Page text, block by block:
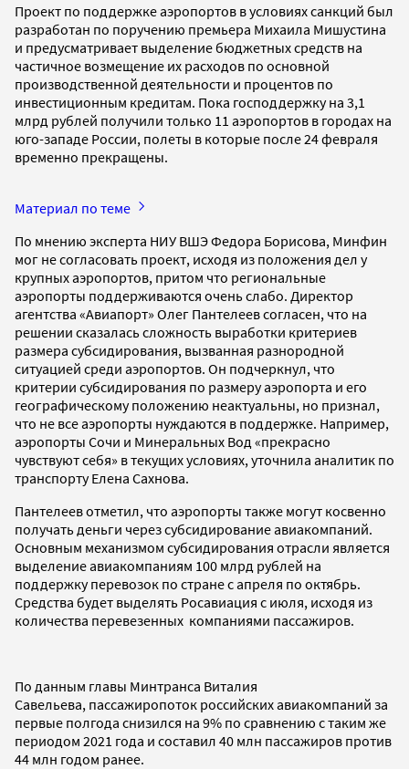
Проект по поддержке аэропортов в условиях санкций был
разработан по поручению премьера Михаила Мишустина
и предусматривает выделение бюджетных средств на
частичное возмещение их расходов по основной
производственной деятельности и процентов по
инвестиционным кредитам. Пока господдержку на 3,1
млрд рублей получили только 11 аэропортов в городах на
юго-западе России, полеты в которые после 24 февраля
временно прекращены.
Материал по теме
По мнению эксперта НИУ ВШЭ Федора Борисова, Минфин
мог не согласовать проект, исходя из положения дел у
крупных аэропортов, притом что региональные
аэропорты поддерживаются очень слабо. Директор
агентства «Авиапорт» Олег Пантелеев согласен, что на
решении сказалась сложность выработки критериев
размера субсидирования, вызванная разнородной
ситуацией среди аэропортов. Он подчеркнул, что
критерии субсидирования по размеру аэропорта и его
географическому положению неактуальны, но признал,
что не все аэропорты нуждаются в поддержке. Например,
аэропорты Сочи и Минеральных Вод «прекрасно
чувствуют себя» в текущих условиях, уточнила аналитик по
транспорту Елена Сахнова.
Пантелеев отметил, что аэропорты также могут косвенно
получать деньги через субсидирование авиакомпаний.
Основным механизмом субсидирования отрасли является
выделение авиакомпаниям 100 млрд рублей на
поддержку перевозок по стране с апреля по октябрь.
Средства будет выделять Росавиация с июля, исходя из
количества перевезенных компаниями пассажиров.
По данным главы Минтранса Виталия
Савельева, пассажиропоток российских авиакомпаний за
первые полгода снизился на 9% по сравнению с таким же
периодом 2021 года и составил 40 млн пассажиров против
44 млн годом ранее.